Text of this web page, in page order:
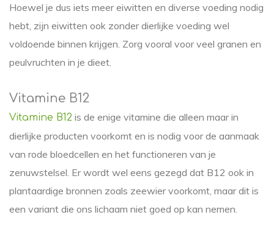
Hoewel je dus iets meer eiwitten en diverse voeding nodig
hebt, zijn eiwitten ook zonder dierlijke voeding wel
voldoende binnen krijgen. Zorg vooral voor veel granen en
peulvruchten in je dieet.
Vitamine B12
Vitamine B12 is de enige vitamine die alleen maar in
dierlijke producten voorkomt en is nodig voor de aanmaak
van rode bloedcellen en het functioneren van je
zenuwstelsel. Er wordt wel eens gezegd dat B12 ook in
plantaardige bronnen zoals zeewier voorkomt, maar dit is
een variant die ons lichaam niet goed op kan nemen.